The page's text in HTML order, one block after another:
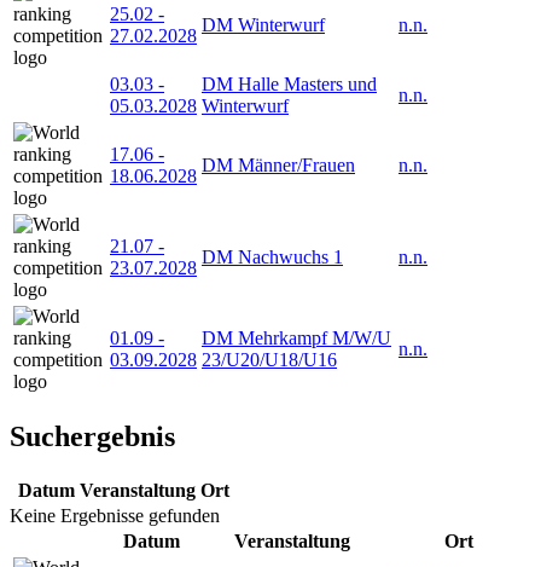
25.02 -
27.02.2028
DM Winterwurf n.n.
03.03 -
05.03.2028
DM Halle Masters und
Winterwurf
n.n.
17.06 -
18.06.2028
DM Männer/Frauen n.n.
21.07 -
23.07.2028
DM Nachwuchs 1 n.n.
01.09 -
03.09.2028
DM Mehrkampf M/W/U
23/U20/U18/U16
n.n.
Suchergebnis
Datum Veranstaltung Ort
Keine Ergebnisse gefunden
Datum
Veranstaltung Ort